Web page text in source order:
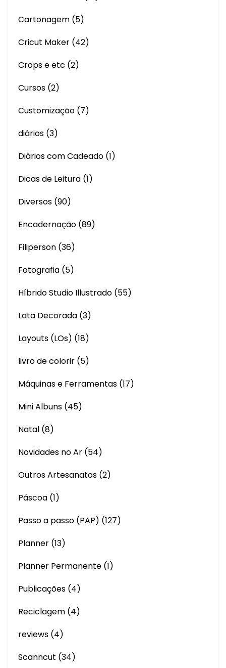
Cartonagem (5)
Cricut Maker (42)
Crops e etc (2)
Cursos (2)
Customização (7)
diários (3)
Diários com Cadeado (1)
Dicas de Leitura (1)
Diversos (90)
Encadernação (89)
Filiperson (36)
Fotografia (5)
Híbrido Studio Illustrado (55)
Lata Decorada (3)
Layouts (LOs) (18)
livro de colorir (5)
Máquinas e Ferramentas (17)
Mini Albuns (45)
Natal (8)
Novidades no Ar (54)
Outros Artesanatos (2)
Páscoa (1)
Passo a passo (PAP) (127)
Planner (13)
Planner Permanente (1)
Publicações (4)
Reciclagem (4)
reviews (4)
Scanncut (34)